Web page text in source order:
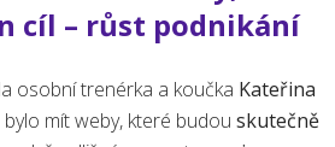
cíl – růst podnikání
osobní trenérka a koučka Kateřina
bylo mít weby, které budou skutečně